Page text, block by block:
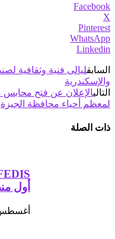
Facebook
X
Pinterest
WhatsApp
Linkedin
السابق
والإسكندرية
التاليالإعلان عن فتح محابس
لمعظم أحياء محافظة الجيزة
ذات الصلة
أول
أغسطس 6,